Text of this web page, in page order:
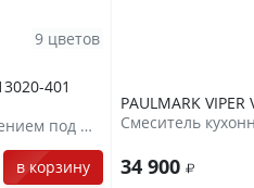
401
Смеситель с подключением под фильтр
в корзину
9 цветов
PAULMARK
Смеситель
34 900